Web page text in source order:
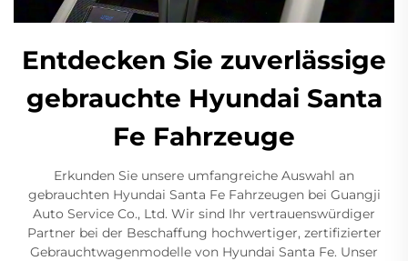
Entdecken Sie zuverlässige
gebrauchte Hyundai Santa
Fe Fahrzeuge
Erkunden Sie unsere umfangreiche Auswahl an
gebrauchten Hyundai Santa Fe Fahrzeugen bei Guangji
Auto Service Co., Ltd. Wir sind Ihr vertrauenswürdiger
Partner bei der Beschaffung hochwertiger, zertifizierter
Gebrauchtwagenmodelle von Hyundai Santa Fe. Unser